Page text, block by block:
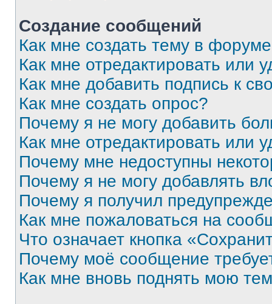
Создание сообщений
Как мне создать тему в
Как мне отредактировать или
Как мне добавить подпись к
Как мне создать опрос?
Почему я не могу добавить
Как мне отредактировать или
Почему мне недоступны
Почему я не могу добавлять
Почему я получил
Как мне пожаловаться на
Что означает кнопка
Почему моё сообщение
Как мне вновь поднять мою